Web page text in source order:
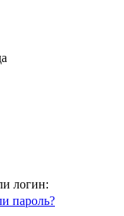
логин:
пароль?